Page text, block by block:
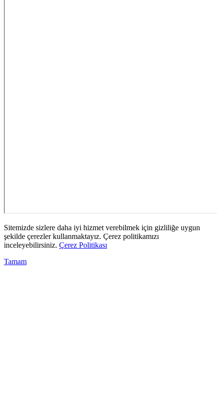
Sitemizde sizlere daha iyi hizmet verebilmek için gizliliğe uygun
şekilde çerezler kullanmaktayız. Çerez politikamızı
inceleyebilirsiniz. Çerez Politikası
Tamam